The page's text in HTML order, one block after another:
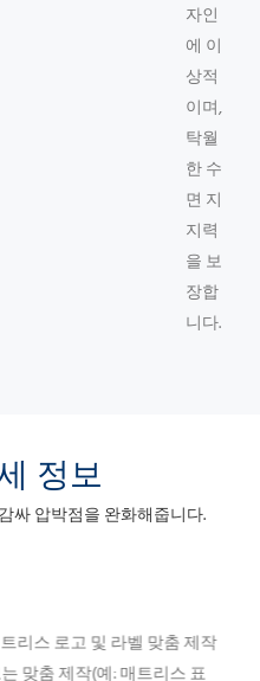
자인
에 이
상적
이며,
탁월
한 수
면 지
지력
을 보
장합
니다.
정보
싸 압박점을 완화해줍니다.
리스 로고 및 라벨 맞춤 제작
맞춤 제작(예: 매트리스 표